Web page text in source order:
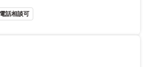
電話相談可